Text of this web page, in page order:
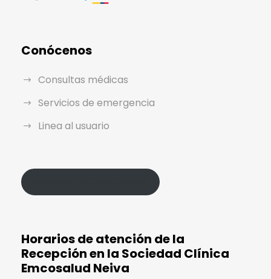
Conócenos
Consultas médicas
Servicios de emergencia
Linea al usuario
Horarios de atención de la
Recepción en la Sociedad Clínica
Emcosalud Neiva